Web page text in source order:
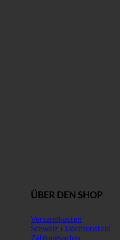
ÜBER DEN SHOP
Versandkosten
Schweiz + Liechtenstein
Zahlungsarten